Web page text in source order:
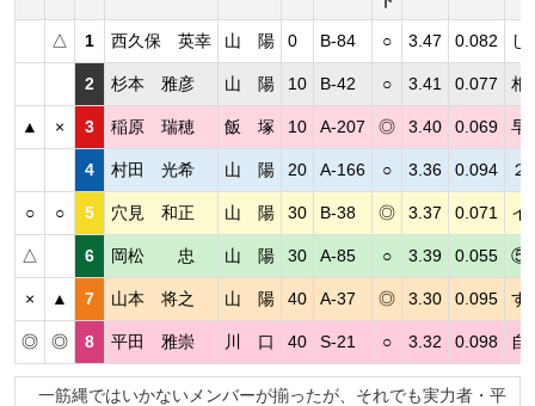
△ 1 西久保 英幸 山 陽 0 B-84 ○ 3.47 0.082 し
2 杉本 雅彦 山 陽 10 B-42 ○ 3.41 0.077 相
▲ × 3 稲原 瑞穂 飯 塚 10 A-207 ◎ 3.40 0.069 早
4 村田 光希 山 陽 20 A-166 ○ 3.36 0.094 ２
○ ○ 5 穴見 和正 山 陽 30 B-38 ◎ 3.37 0.071 イ
△ 6 岡松 忠 山 陽 30 A-85 ○ 3.39 0.055 ⑤
× ▲ 7 山本 将之 山 陽 40 A-37 ◎ 3.30 0.095 す
◎ ◎ 8 平田 雅崇 川 口 40 S-21 ○ 3.32 0.098 自
一筋縄ではいかないメンバーが揃ったが、それでも実力者・平